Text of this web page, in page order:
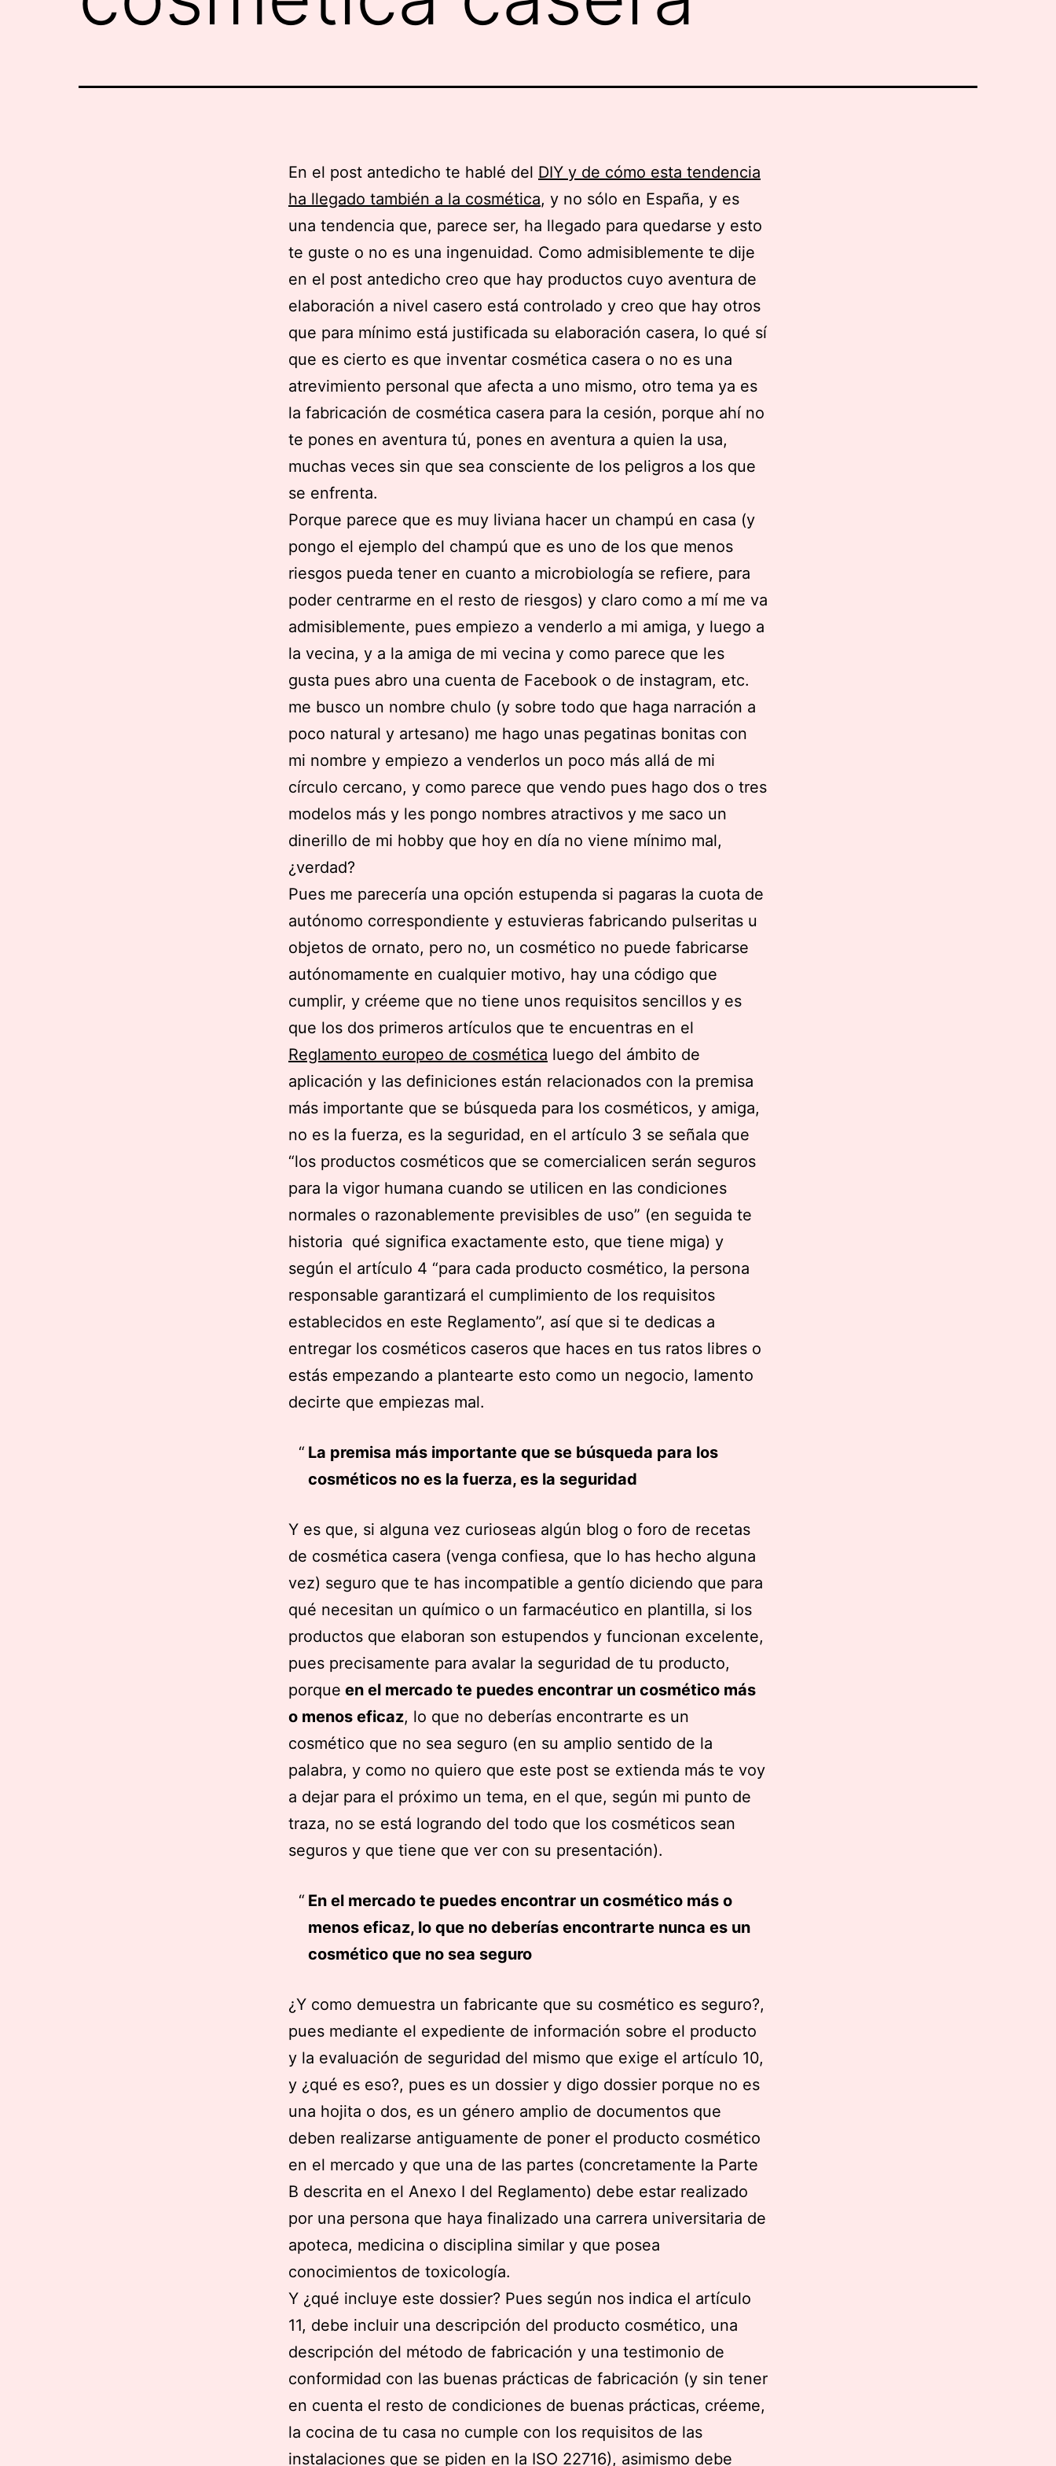
En el post antedicho te hablé del DIY y de cómo esta tendencia
ha llegado también a la cosmética, y no sólo en España, y es
una tendencia que, parece ser, ha llegado para quedarse y esto
te guste o no es una ingenuidad. Como admisiblemente te dije
en el post antedicho creo que hay productos cuyo aventura de
elaboración a nivel casero está controlado y creo que hay otros
que para mínimo está justificada su elaboración casera, lo qué sí
que es cierto es que inventar cosmética casera o no es una
atrevimiento personal que afecta a uno mismo, otro tema ya es
la fabricación de cosmética casera para la cesión, porque ahí no
te pones en aventura tú, pones en aventura a quien la usa,
muchas veces sin que sea consciente de los peligros a los que
se enfrenta.
Porque parece que es muy liviana hacer un champú en casa (y
pongo el ejemplo del champú que es uno de los que menos
riesgos pueda tener en cuanto a microbiología se refiere, para
poder centrarme en el resto de riesgos) y claro como a mí me va
admisiblemente, pues empiezo a venderlo a mi amiga, y luego a
la vecina, y a la amiga de mi vecina y como parece que les
gusta pues abro una cuenta de Facebook o de instagram, etc.
me busco un nombre chulo (y sobre todo que haga narración a
poco natural y artesano) me hago unas pegatinas bonitas con
mi nombre y empiezo a venderlos un poco más allá de mi
círculo cercano, y como parece que vendo pues hago dos o tres
modelos más y les pongo nombres atractivos y me saco un
dinerillo de mi hobby que hoy en día no viene mínimo mal,
¿verdad?
Pues me parecería una opción estupenda si pagaras la cuota de
autónomo correspondiente y estuvieras fabricando pulseritas u
objetos de ornato, pero no, un cosmético no puede fabricarse
autónomamente en cualquier motivo, hay una código que
cumplir, y créeme que no tiene unos requisitos sencillos y es
que los dos primeros artículos que te encuentras en el
Reglamento europeo de cosmética luego del ámbito de
aplicación y las definiciones están relacionados con la premisa
más importante que se búsqueda para los cosméticos, y amiga,
no es la fuerza, es la seguridad, en el artículo 3 se señala que
“los productos cosméticos que se comercialicen serán seguros
para la vigor humana cuando se utilicen en las condiciones
normales o razonablemente previsibles de uso” (en seguida te
historia qué significa exactamente esto, que tiene miga) y
según el artículo 4 “para cada producto cosmético, la persona
responsable garantizará el cumplimiento de los requisitos
establecidos en este Reglamento”, así que si te dedicas a
entregar los cosméticos caseros que haces en tus ratos libres o
estás empezando a plantearte esto como un negocio, lamento
decirte que empiezas mal.
La premisa más importante que se búsqueda para los
cosméticos no es la fuerza, es la seguridad
Y es que, si alguna vez curioseas algún blog o foro de recetas
de cosmética casera (venga confiesa, que lo has hecho alguna
vez) seguro que te has incompatible a gentío diciendo que para
qué necesitan un químico o un farmacéutico en plantilla, si los
productos que elaboran son estupendos y funcionan excelente,
pues precisamente para avalar la seguridad de tu producto,
porque en el mercado te puedes encontrar un cosmético más
o menos eficaz, lo que no deberías encontrarte es un
cosmético que no sea seguro (en su amplio sentido de la
palabra, y como no quiero que este post se extienda más te voy
a dejar para el próximo un tema, en el que, según mi punto de
traza, no se está logrando del todo que los cosméticos sean
seguros y que tiene que ver con su presentación).
En el mercado te puedes encontrar un cosmético más o
menos eficaz, lo que no deberías encontrarte nunca es un
cosmético que no sea seguro
¿Y como demuestra un fabricante que su cosmético es seguro?,
pues mediante el expediente de información sobre el producto
y la evaluación de seguridad del mismo que exige el artículo 10,
y ¿qué es eso?, pues es un dossier y digo dossier porque no es
una hojita o dos, es un género amplio de documentos que
deben realizarse antiguamente de poner el producto cosmético
en el mercado y que una de las partes (concretamente la Parte
B descrita en el Anexo I del Reglamento) debe estar realizado
por una persona que haya finalizado una carrera universitaria de
apoteca, medicina o disciplina similar y que posea
conocimientos de toxicología.
Y ¿qué incluye este dossier? Pues según nos indica el artículo
11, debe incluir una descripción del producto cosmético, una
descripción del método de fabricación y una testimonio de
conformidad con las buenas prácticas de fabricación (y sin tener
en cuenta el resto de condiciones de buenas prácticas, créeme,
la cocina de tu casa no cumple con los requisitos de las
instalaciones que se piden en la ISO 22716), asimismo debe